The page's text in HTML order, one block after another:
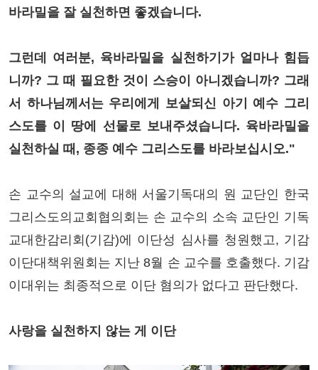
바라밀을 잘 실천하면 좋겠습니다.
그런데 여러분, 육바라밀을 실천하기가 얼마나 힘듭
니까? 그 때 필요한 것이 스승이 아니겠습니까? 그래
서 하나님께서는 우리에게 보살되신 아기 예수 그리
스도를 이 땅에 선물로 보내주셨습니다. 육바라밀을
실천하실 때, 종종 예수 그리스도를 바라보십시오."
손 교수의 설교에 대해 서울기독대의 원 교단인 한국
그리스도의교회협의회는 손 교수의 소속 교단인 기독
교대한감리회(기감)에 이단성 심사를 청원했고, 기감
이단대책위원회는 지난 8월 손 교수를 호출했다. 기감
이대위는 최종적으로 이단 혐의가 없다고 판단했다.
사랑을 실천하지 않는 게 이단